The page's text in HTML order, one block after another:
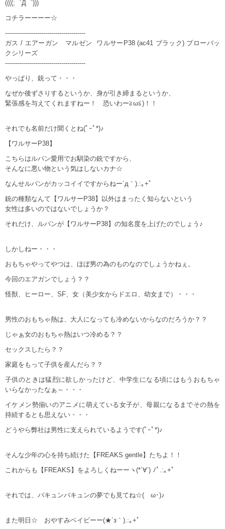
((((;゜Д゜)))
コチラーーーー☆
----------------------------------------
ガス / エアーガン マルゼン ワルサーP38 (ac41 ブラック) ブローバッ
クシリーズ
----------------------------------------
やっぱり、銃って・・・
なぜか後ずさりするというか、身が引き締まるというか、
緊張感を与えてくれますねー！ 恐いわー≧ω≦)！！
それでも名前だけ聞くとね(ﾟｰﾟ*)♪
【ワルサーP38】
こちらはルパン愛用でお馴染の銃ですから、
そんなに悪い物という気はしないカナ☆
なんせルパンがカッコイイですからねー´д｀).:｡+ﾟ
銃の種類なんて【ワルサーP38】以外はまったく知らないという
女性は多いのではないでしょうか？
それだけ、ルパンが【ワルサーP38】の知名度を上げたのでしょう♪
しかしねー・・・
おもちゃやってやつは、ほぼ男の為のものなのでしょうかねぇ。
今回のエアガンでしょう？？
怪獣、ヒーロー、SF、女（美少女からドエロ、幼女まで）・・・
男性のおもちゃ熱は、大人になっても冷めないからなのだろうか？？
じゃぁ女のおもちゃ熱はいつ冷める？？
セックスしたら？？
家庭をもって子供を産んだら？？
子供のときは猛烈に欲しかったけど、中学生になる頃にはもうおもちゃ
いらなかったなぁ～・・・
イケメン勢揃いのアニメに萌えている女子が、母親になるまでその熱を
持続するとも思えない・・・
どうやら弊社は男性に支えられているようです(ﾟｰﾟ*)♪
そんな少年の心を持ち続けた【FREAKS gentle】たちよ！！
これからも【FREAKS】をよろしくねーーヽ(*´∀`) ﾉﾟ.:｡+ﾟ
それでは、バキュンバキュンの夢でも見てね☆(ゝω･)♪
また明日☆ おやすみベイビーー(★´з｀).:｡+ﾟ